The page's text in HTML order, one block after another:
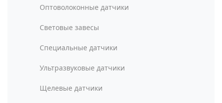
Оптоволоконные датчики
Световые завесы
Специальные датчики
Ультразвуковые датчики
Щелевые датчики